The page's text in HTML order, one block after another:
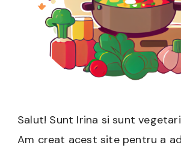
Salut! Sunt Irina si sunt
Am creat acest site pentru a